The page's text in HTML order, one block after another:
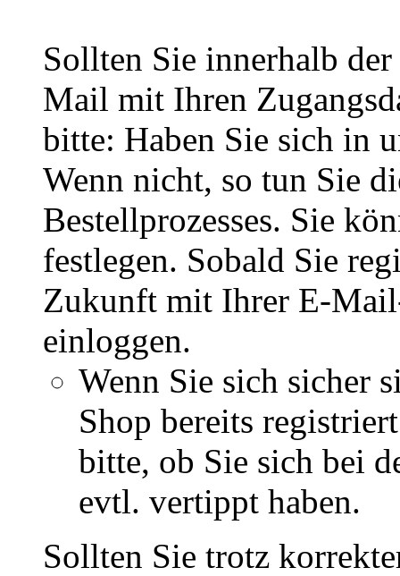
Sollten Sie innerhalb
Mail mit Ihren
bitte: Haben Sie sich in
Wenn nicht, so tun Sie
Bestellprozesses. Sie
festlegen. Sobald Sie
Zukunft mit Ihrer E-
einloggen.
Wenn Sie sich sicher
Shop bereits
bitte, ob Sie sich bei
evtl. vertippt haben.
Sollten Sie trotz